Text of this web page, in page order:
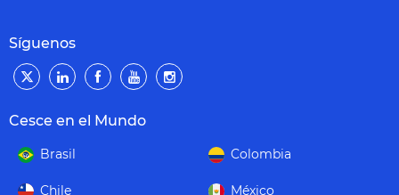
Síguenos
Cesce en el Mundo
Brasil Colombia
Chile México